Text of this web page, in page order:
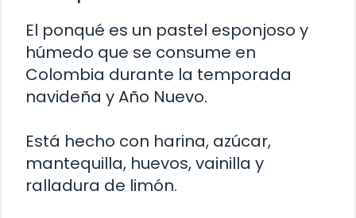
El ponqué es un pastel esponjoso y
húmedo que se consume en
Colombia durante la temporada
navideña y Año Nuevo.
Está hecho con harina, azúcar,
mantequilla, huevos, vainilla y
ralladura de limón.